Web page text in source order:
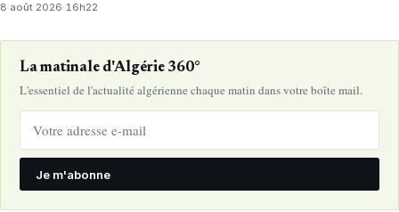
8 août 2026·16h22
La matinale d'Algérie 360°
L'essentiel de l'actualité algérienne chaque matin dans votre boîte mail.
Je m'abonne